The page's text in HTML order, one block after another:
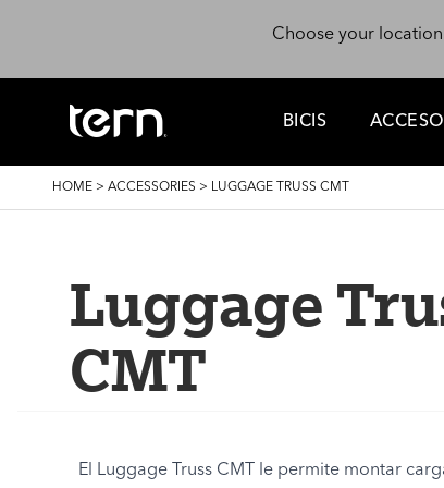
Choose your
BICIS
BREADCRUMB
HOME > ACCESSORIES > LUGGAGE TRUSS CMT
Luggage
CMT
El Luggage Truss CMT le permite montar